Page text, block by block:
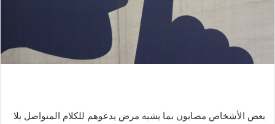
بعض الأشخاص مصابون بما يشبه مرض يدعوهم للكلام المتواصل بلا